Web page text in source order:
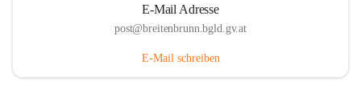
E-Mail Adresse
post@breitenbrunn.bgld.gv.at
E-Mail schreiben